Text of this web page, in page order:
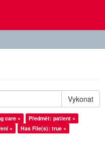
Vykonat
care ×
Předmět: patient ×
×
Has File(s): true ×